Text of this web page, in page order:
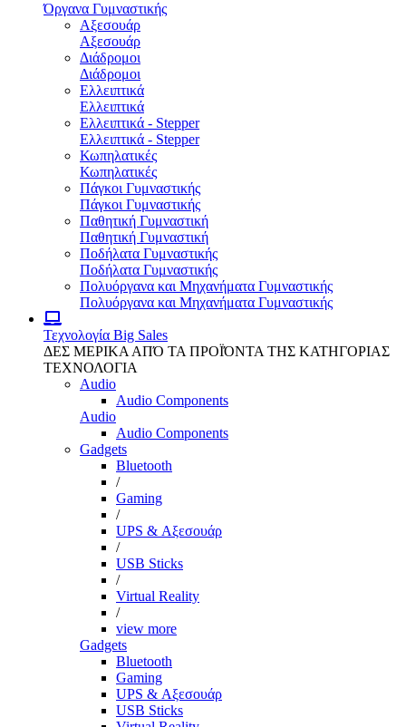
Όργανα Γυμναστικής
Αξεσουάρ
Αξεσουάρ
Διάδρομοι
Διάδρομοι
Ελλειπτικά
Ελλειπτικά
Ελλειπτικά - Stepper
Ελλειπτικά - Stepper
Κωπηλατικές
Κωπηλατικές
Πάγκοι Γυμναστικής
Πάγκοι Γυμναστικής
Παθητική Γυμναστική
Παθητική Γυμναστική
Ποδήλατα Γυμναστικής
Ποδήλατα Γυμναστικής
Πολυόργανα και Μηχανήματα Γυμναστικής
Πολυόργανα και Μηχανήματα Γυμναστικής
Τεχνολογία Big Sales
ΔΕΣ ΜΕΡΙΚΑ ΑΠΌ ΤΑ ΠΡΟΪΌΝΤΑ ΤΗΣ ΚΑΤΗΓΟΡΙΑΣ
ΤΕΧΝΟΛΟΓΙΑ
Audio
Audio Components
Audio
Audio Components
Gadgets
Bluetooth
/
Gaming
/
UPS & Αξεσουάρ
/
USB Sticks
/
Virtual Reality
/
view more
Gadgets
Bluetooth
Gaming
UPS & Αξεσουάρ
USB Sticks